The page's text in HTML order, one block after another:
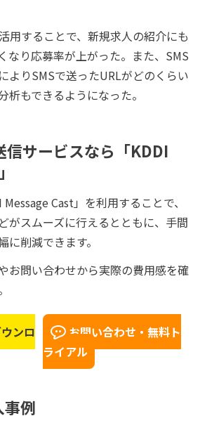
用することで、新規求人の紹介にも
なり応募率が上がった。また、SMS
よりSMSで送ったURLがどのくらい
析もできるようになった。
信サービスなら「KDDI
Cast」を利用することで、
がスムーズに行えるとともに、手間
削減できます。
お問い合わせから実際の費用感を確
ンロ
お問い合わせ・無料ト
ライアル
事例